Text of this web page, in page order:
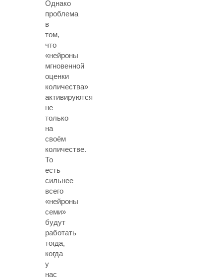
Однако
проблема
в
том,
что
«нейроны
мгновенной
оценки
количества»
активируются
не
только
на
своём
количестве.
То
есть
сильнее
всего
«нейроны
семи»
будут
работать
тогда,
когда
у
нас